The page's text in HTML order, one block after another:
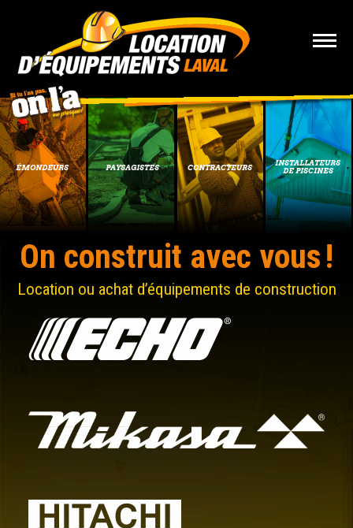
ÉMONDEURS PAYSAGISTES CONTRACTEURS
INSTALLATEURS
DE PISCINES
On construit avec vous !
Location ou achat d’équipements de construction